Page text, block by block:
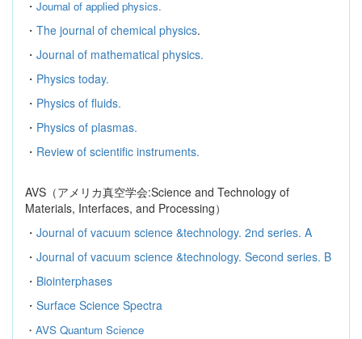
・ Journal of applied physics.
・ The journal of chemical physics.
・ Journal of mathematical physics.
・ Physics today.
・ Physics of fluids.
・ Physics of plasmas.
・ Review of scientific instruments.
AVS （アメリカ真空学会:Science and Technology of
Materials, Interfaces, and Processing）
・ Journal of vacuum science &technology. 2nd series. A
・ Journal of vacuum science &technology. Second series. B
・ Biointerphases
・ Surface Science Spectra
・ AVS Quantum Science